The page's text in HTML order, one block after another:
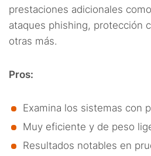
prestaciones adicionales
ataques phishing, protección
otras más.
Pros:
Examina los sistemas con
Muy eficiente y de peso
Resultados notables en